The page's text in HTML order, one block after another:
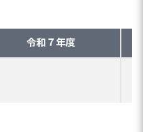
令和７年度